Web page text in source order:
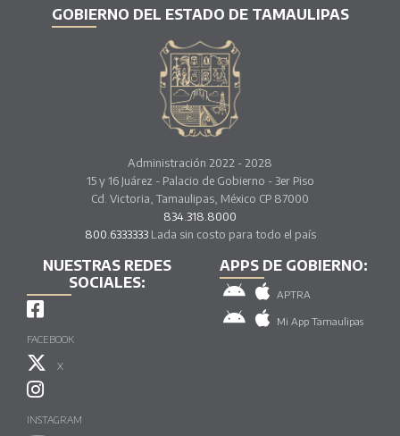
GOBIERNO DEL ESTADO DE TAMAULIPAS
Administración 2022 - 2028
15 y 16 Juárez - Palacio de Gobierno - 3er Piso
Cd. Victoria, Tamaulipas, México CP 87000
834.318.8000
800.6333333Lada sin costo para todo el país
NUESTRAS REDES
SOCIALES:
FACEBOOK
X
INSTAGRAM
APPS DE GOBIERNO:
APTRA
Mi App Tamaulipas